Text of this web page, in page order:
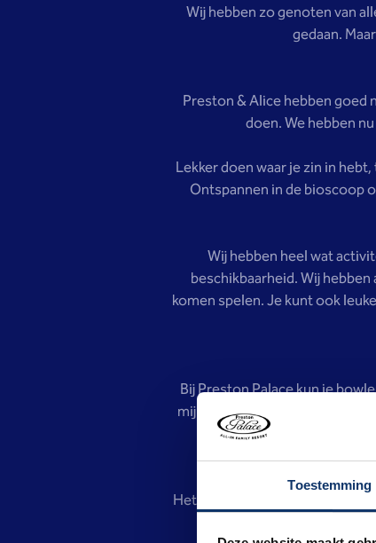
Toestemming
Wij hebben zo genoten van
gedaan.
Preston & Alice hebben goed
doen. We hebben
Lekker doen waar je zin in
Ontspannen in de bioscoop
Wij hebben heel wat
beschikbaarheid. Wij
komen spelen. Je kunt ook
Bij Preston Palace kun je
mijnkar. Ze hebben voor de
Ik ben echt niet goed
Het is een heuse beestenboel